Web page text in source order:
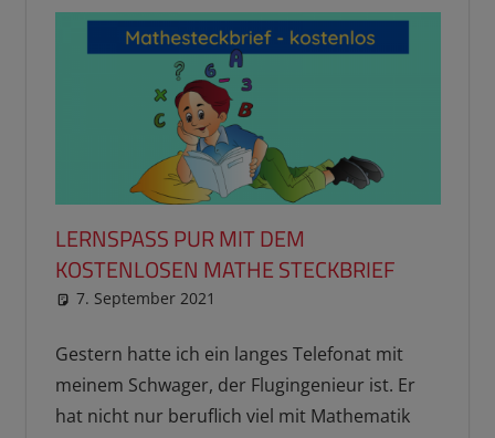
LERNSPASS PUR MIT DEM
KOSTENLOSEN MATHE STECKBRIEF
7. September 2021
Gestern hatte ich ein langes Telefonat mit
meinem Schwager, der Flugingenieur ist. Er
hat nicht nur beruflich viel mit Mathematik